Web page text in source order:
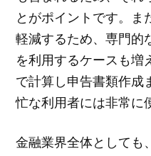
とがポイントです。ま
軽減するため、専門的
を利用するケースも増
で計算し申告書類作成
忙な利用者には非常に
金融業界全体としても